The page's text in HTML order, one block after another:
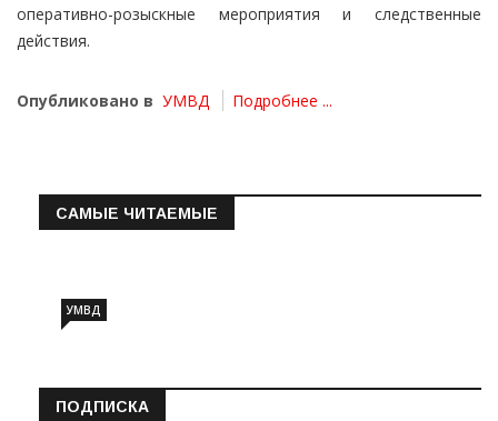
оперативно-розыскные мероприятия и следственные
действия.
Опубликовано в УМВД Подробнее ...
САМЫЕ ЧИТАЕМЫЕ
УМВД
ПОДПИСКА